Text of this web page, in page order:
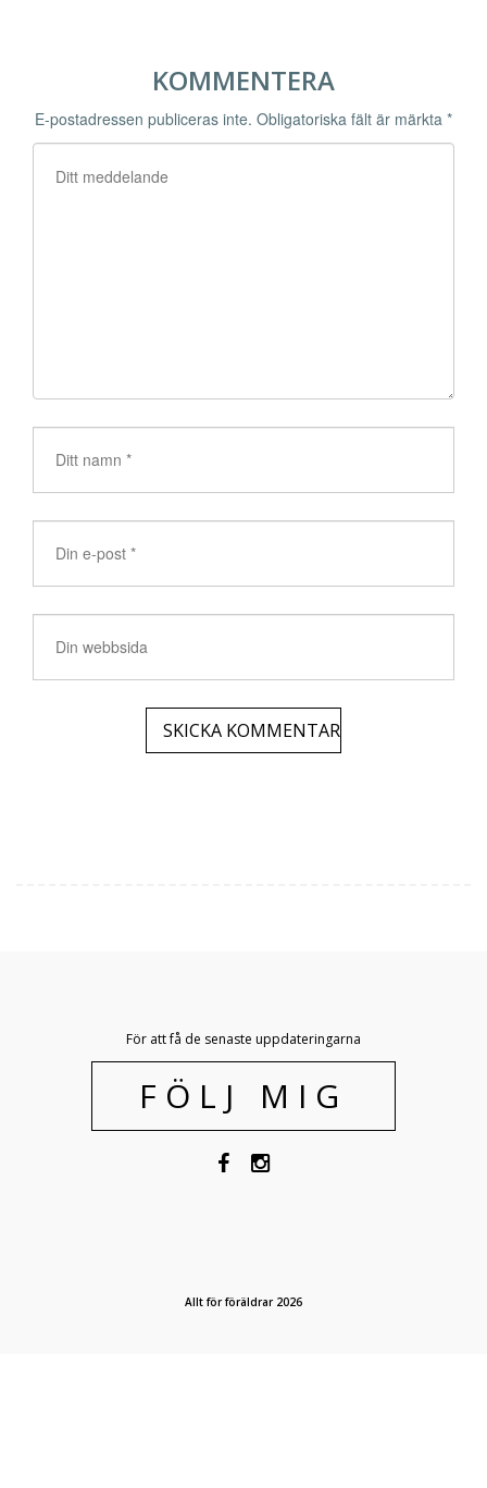
KOMMENTERA
E-postadressen publiceras inte. Obligatoriska fält är märkta *
För att få de senaste uppdateringarna
FÖLJ MIG
Allt för föräldrar 2026